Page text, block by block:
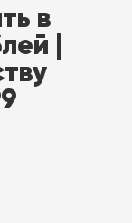
в
|